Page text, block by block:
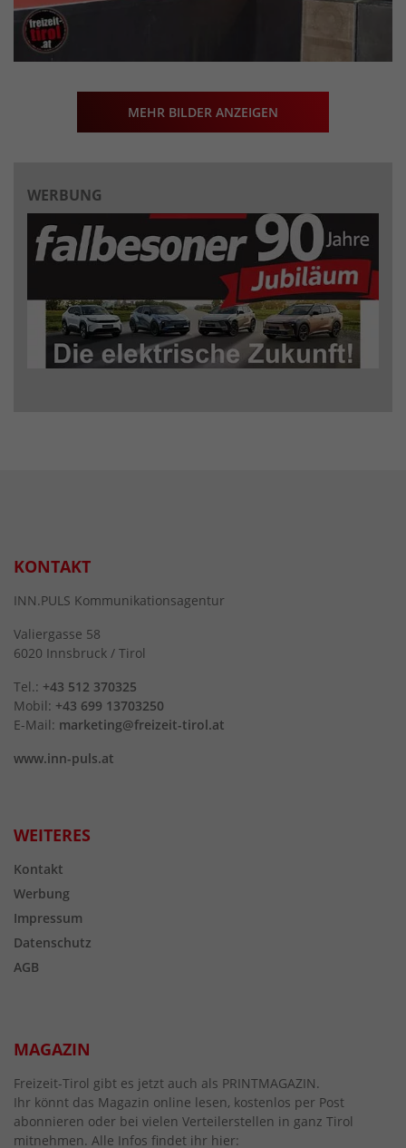
MEHR BILDER ANZEIGEN
WERBUNG
KONTAKT
INN.PULS Kommunikationsagentur
Valiergasse 58
6020 Innsbruck / Tirol
Tel.: +43 512 370325
Mobil: +43 699 13703250
E-Mail: marketing@freizeit-tirol.at
www.inn-puls.at
WEITERES
Kontakt
Werbung
Impressum
Datenschutz
AGB
MAGAZIN
Freizeit-Tirol gibt es jetzt auch als PRINTMAGAZIN.
Ihr könnt das Magazin online lesen, kostenlos per Post
abonnieren oder bei vielen Verteilerstellen in ganz Tirol
mitnehmen. Alle Infos findet ihr hier: